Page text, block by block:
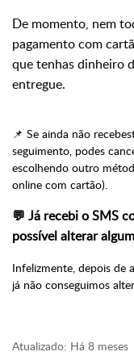
De momento, nem
pagamento com
que tenhas dinheiro
entregue.
📌 Se ainda não
seguimento, podes
escolhendo outro
online com cartão).
💬 Já recebi o SMS
possível alterar
Infelizmente, depois de
já não conseguimos
Atualizado: Há 8 meses